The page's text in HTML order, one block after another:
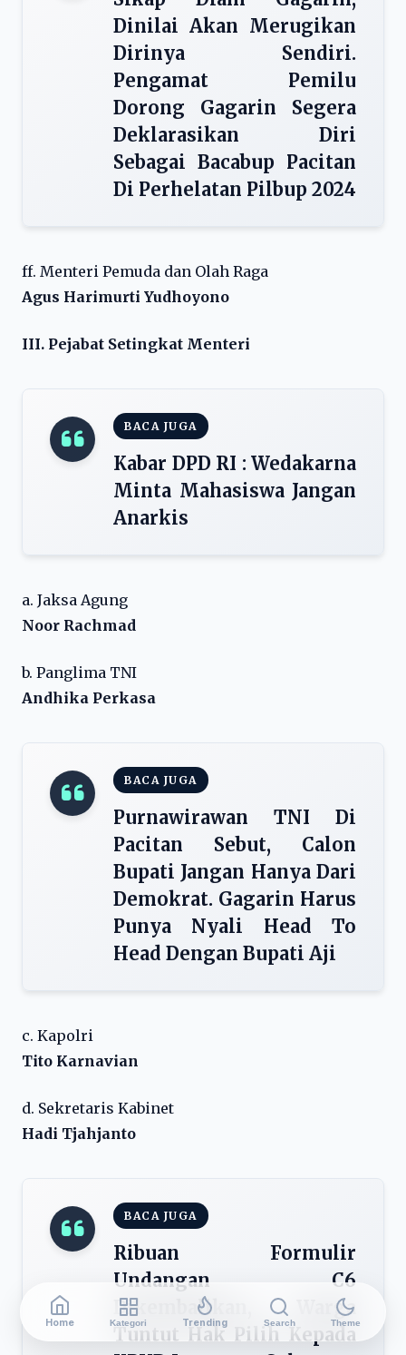
Dinilai Akan Merugikan
Dirinya Sendiri.
Pengamat Pemilu
Dorong Gagarin Segera
Deklarasikan Diri
Sebagai Bacabup Pacitan
Di Perhelatan Pilbup 2024
ff. Menteri Pemuda dan Olah Raga
Agus Harimurti Yudhoyono
III. Pejabat Setingkat Menteri
BACA JUGA
Kabar DPD RI : Wedakarna
Minta Mahasiswa Jangan
Anarkis
a. Jaksa Agung
Noor Rachmad
b. Panglima TNI
Andhika Perkasa
BACA JUGA
Purnawirawan TNI Di
Pacitan Sebut, Calon
Bupati Jangan Hanya Dari
Demokrat. Gagarin Harus
Punya Nyali Head To
Head Dengan Bupati Aji
c. Kapolri
Tito Karnavian
d. Sekretaris Kabinet
Hadi Tjahjanto
BACA JUGA
Ribuan Formulir
Undangan C6
Dikembalikan, Warga
Tuntut Hak Pilih Kepada
Home Kategori Trending Search Theme